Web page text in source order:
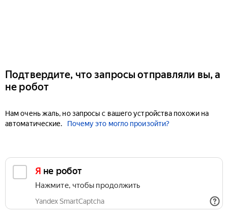
Подтвердите, что запросы отправляли вы, а
не робот
Нам очень жаль, но запросы с вашего устройства похожи на
автоматические.
Почему это могло произойти?
Я не робот
Нажмите, чтобы продолжить
Yandex SmartCaptcha